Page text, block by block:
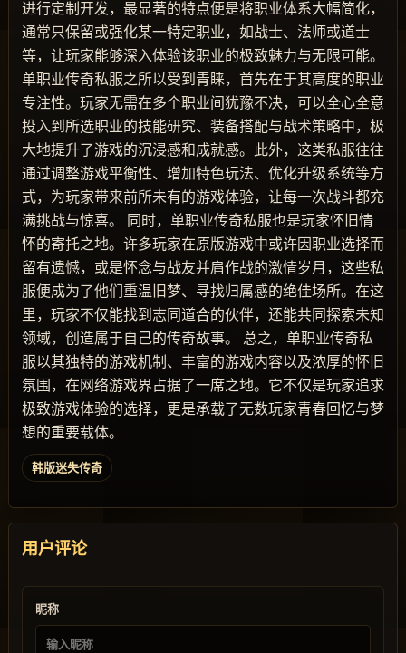
进行定制开发，最显著的特点便是将职业体系大幅简化，
通常只保留或强化某一特定职业，如战士、法师或道士
等，让玩家能够深入体验该职业的极致魅力与无限可能。
单职业传奇私服之所以受到青睐，首先在于其高度的职业
专注性。玩家无需在多个职业间犹豫不决，可以全心全意
投入到所选职业的技能研究、装备搭配与战术策略中，极
大地提升了游戏的沉浸感和成就感。此外，这类私服往往
通过调整游戏平衡性、增加特色玩法、优化升级系统等方
式，为玩家带来前所未有的游戏体验，让每一次战斗都充
满挑战与惊喜。 同时，单职业传奇私服也是玩家怀旧情
怀的寄托之地。许多玩家在原版游戏中或许因职业选择而
留有遗憾，或是怀念与战友并肩作战的激情岁月，这些私
服便成为了他们重温旧梦、寻找归属感的绝佳场所。在这
里，玩家不仅能找到志同道合的伙伴，还能共同探索未知
领域，创造属于自己的传奇故事。 总之，单职业传奇私
服以其独特的游戏机制、丰富的游戏内容以及浓厚的怀旧
氛围，在网络游戏界占据了一席之地。它不仅是玩家追求
极致游戏体验的选择，更是承载了无数玩家青春回忆与梦
想的重要载体。
韩版迷失传奇
用户评论
昵称